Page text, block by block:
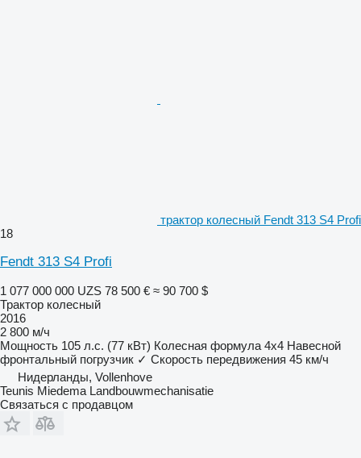
трактор колесный Fendt 313 S4 Profi
18
Fendt 313 S4 Profi
1 077 000 000 UZS 78 500 € ≈ 90 700 $
Трактор колесный
2016
2 800 м/ч
Мощность 105 л.с. (77 кВт) Колесная формула 4x4 Навесной
фронтальный погрузчик ✓ Скорость передвижения 45 км/ч
Нидерланды, Vollenhove
Teunis Miedema Landbouwmechanisatie
Связаться с продавцом